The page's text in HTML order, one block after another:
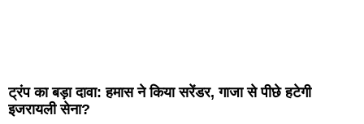
ट्रंप का बड़ा दावा: हमास ने किया सरेंडर, गाजा से पीछे हटेगी
इजरायली सेना?